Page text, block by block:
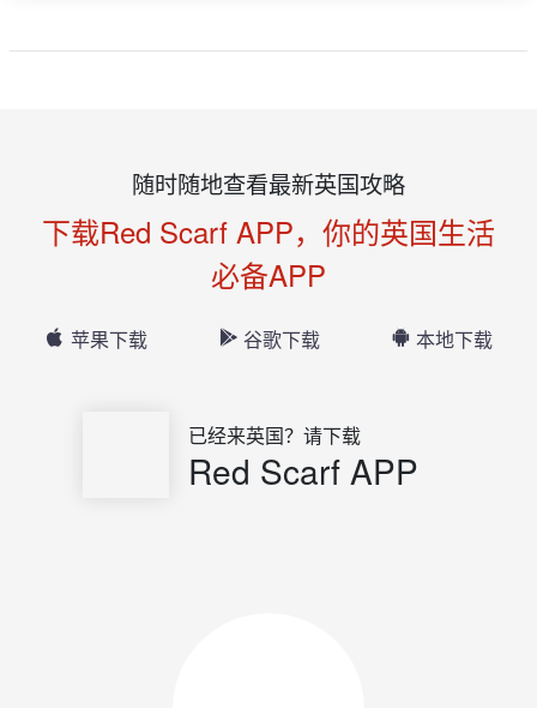
随时随地查看最新英国攻略
下载Red Scarf APP，你的英国生活
必备APP
苹果下载 谷歌下载 本地下载
已经来英国？请下载
Red Scarf APP